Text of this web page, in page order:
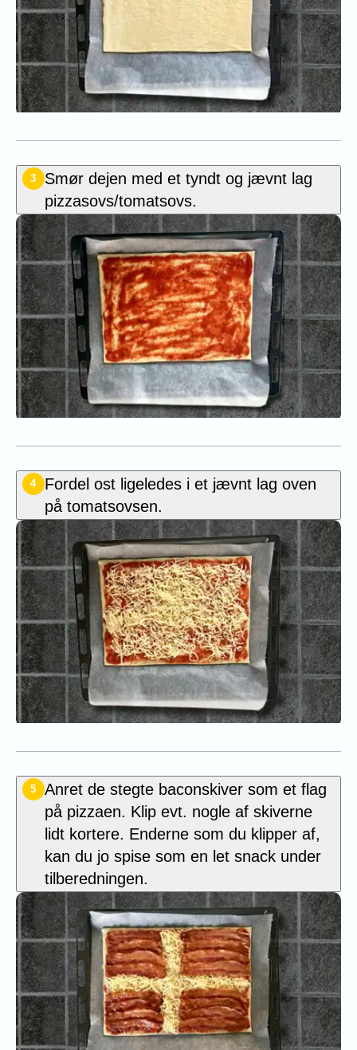
3
Smør dejen med et tyndt og jævnt lag
pizzasovs/tomatsovs.
4
Fordel ost ligeledes i et jævnt lag oven
på tomatsovsen.
5
Anret de stegte baconskiver som et flag
på pizzaen. Klip evt. nogle af skiverne
lidt kortere. Enderne som du klipper af,
kan du jo spise som en let snack under
tilberedningen.